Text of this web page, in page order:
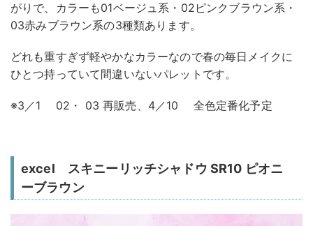
がりで、カラーも01ベージュ系・02ピンクブラウン系・
03赤みブラウン系の3種類あります。
どれも重すぎず軽やかなカラーなので春の毎日メイクに
ひとつ持っていて間違いないパレットです。
※3／1 02・ 03 再販売、4／10 全色定番化予定
excel スキニーリッチシャドウ SR10 ピオニ
ーブラウン